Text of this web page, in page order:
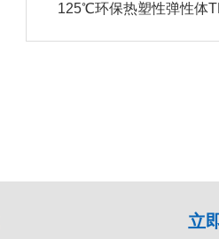
125℃环保热塑性弹性体
立